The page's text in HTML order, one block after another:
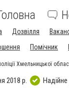
Дозвілля
Помічник
Хмельницької
2018 р.